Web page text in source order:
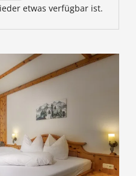
etwas verfügbar ist.